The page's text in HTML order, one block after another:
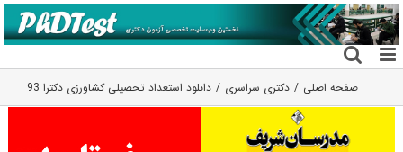
رفتن
به
محتوا
صفحه اصلی دکتری سراسری دانلود استعداد تحصیلی کشاورزی دکترا 93